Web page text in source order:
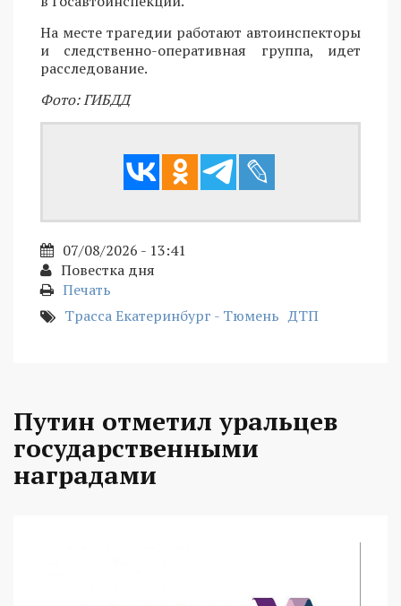
На месте трагедии работают автоинспекторы
и следственно-оперативная группа, идет
расследование.
Фото: ГИБДД
07/08/2026 - 13:41
Повестка дня
Печать
Трасса Екатеринбург - Тюмень ДТП
Путин отметил уральцев
государственными
наградами